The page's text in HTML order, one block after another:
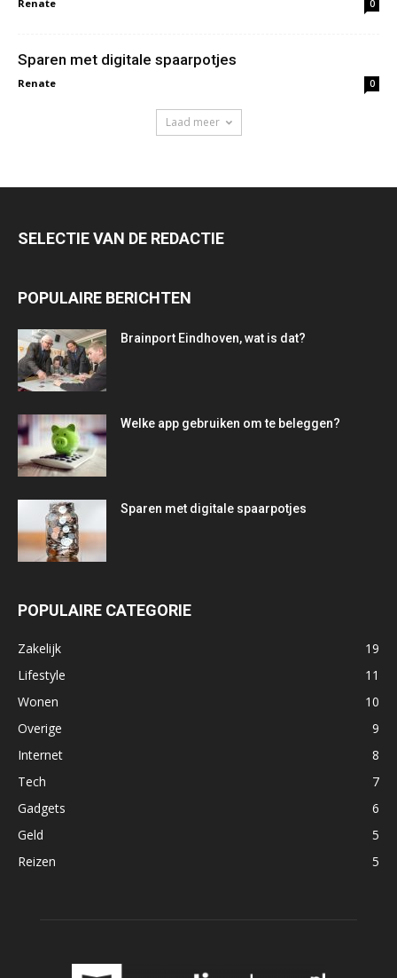
Renate 0
Sparen met digitale spaarpotjes
Renate 0
Laad meer
SELECTIE VAN DE REDACTIE
POPULAIRE BERICHTEN
Brainport Eindhoven, wat is dat?
Welke app gebruiken om te beleggen?
Sparen met digitale spaarpotjes
POPULAIRE CATEGORIE
Zakelijk
19
Lifestyle
11
Wonen
10
Overige
9
Internet
8
Tech
7
Gadgets
6
Geld
5
Reizen
5